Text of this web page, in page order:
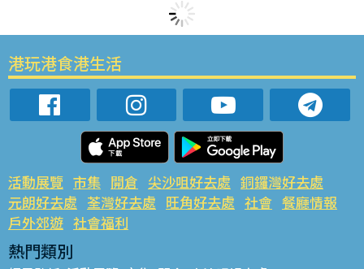
港玩港食港生活
活動展覽 市集 開倉 尖沙咀好去處 銅鑼灣好去處
元朗好去處 荃灣好去處 旺角好去處 社會 餐廳情報
戶外郊遊 社會福利
熱門類別